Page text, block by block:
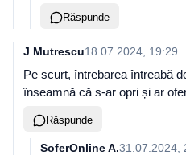
Răspunde
J Mutrescu18.07.2024, 19:29
Pe scurt, întrebarea întreabă
înseamnă că s-ar opri și ar
Răspunde
SoferOnline A.31.07.2024,